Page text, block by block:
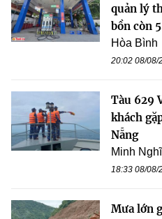
quản lý
bồn còn
Hòa Bình
20:02 08/08/
Tàu 629
khách
Nẵng
Minh
18:33 08/08/
Mưa lớn